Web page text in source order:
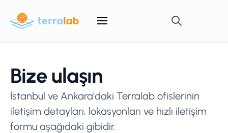
Bize ulaşın
İstanbul ve Ankara'daki Terralab ofislerinin
iletişim detayları, lokasyonları ve hızlı iletişim
formu aşağıdaki gibidir.